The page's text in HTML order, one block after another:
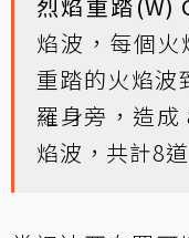
焰波，每個
重踏的火焰波
羅身旁，造成
焰波，共計8道